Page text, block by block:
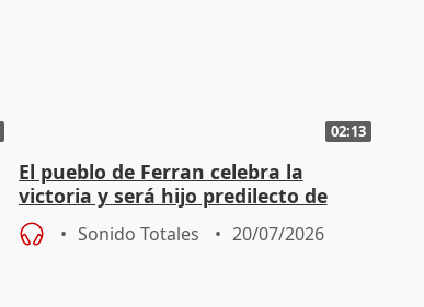
02:13
El pueblo de Ferran celebra la
victoria y será hijo predilecto de
Foios (Valencia)
Sonido Totales 20/07/2026